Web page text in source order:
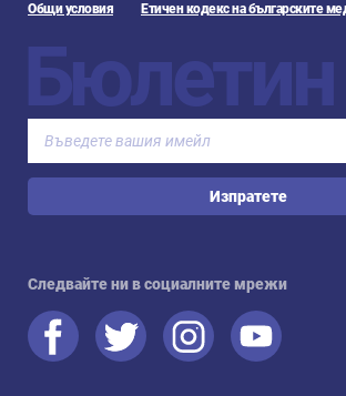
Общи условия Етичен кодекс на българските
Бюлетин
Изпратете
Следвайте ни в социалните мрежи